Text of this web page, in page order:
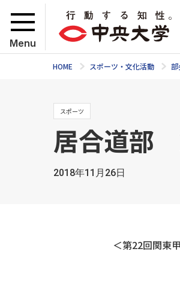
Menu
HOME スポーツ・文化活動 部
スポーツ
居合道部
2018年11月26日
＜第22回関東